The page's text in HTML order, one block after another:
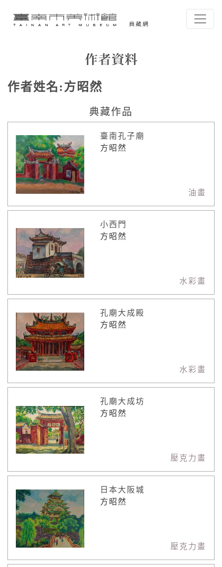
臺南市美術館-典藏網
網頁導覽
:::
作者姓名:方昭然
典藏作品
臺南孔子廟
方昭然
油畫
小西門
方昭然
水彩畫
孔廟大成殿
方昭然
水彩畫
孔廟大成坊
方昭然
壓克力畫
日本大阪城
方昭然
壓克力畫